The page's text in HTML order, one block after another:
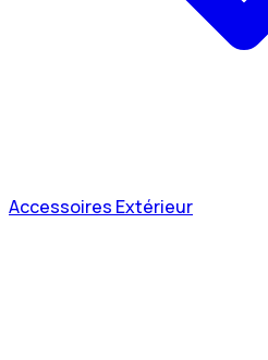
Accessoires Extérieur